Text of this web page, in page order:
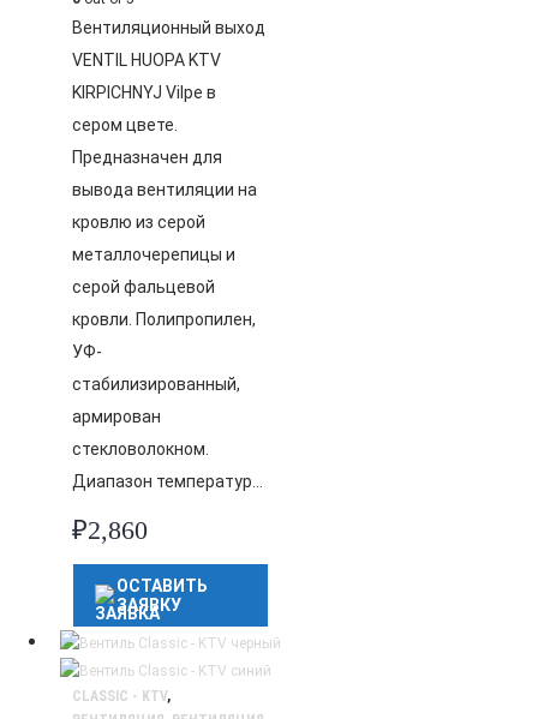
Вентиляционный выход
VENTIL HUOPA KTV
KIRPICHNYJ Vilpe в
сером цвете.
Предназначен для
вывода вентиляции на
кровлю из серой
металлочерепицы и
серой фальцевой
кровли. Полипропилен,
УФ-
стабилизированный,
армирован
стекловолокном.
Диапазон температур…
₽2,860
ОСТАВИТЬ
ЗАЯВКУ
CLASSIC - KTV,